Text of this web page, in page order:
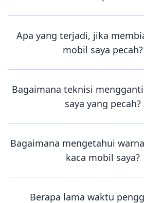
Apa yang terjadi, jika
mobil saya pecah?
Bagaimana teknisi
saya yang pecah?
Bagaimana mengetahui
kaca mobil saya?
Berapa lama waktu